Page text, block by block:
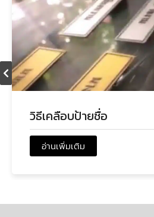
วิธีเคลือบป้ายชื่อ
อ่านเพิ่มเติม